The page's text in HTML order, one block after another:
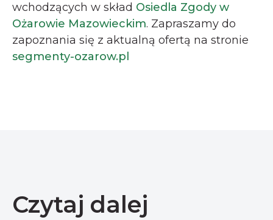
wchodzących w skład Osiedla Zgody w
Ożarowie Mazowieckim. Zapraszamy do
zapoznania się z aktualną ofertą na stronie
segmenty-ozarow.pl
Czytaj dalej